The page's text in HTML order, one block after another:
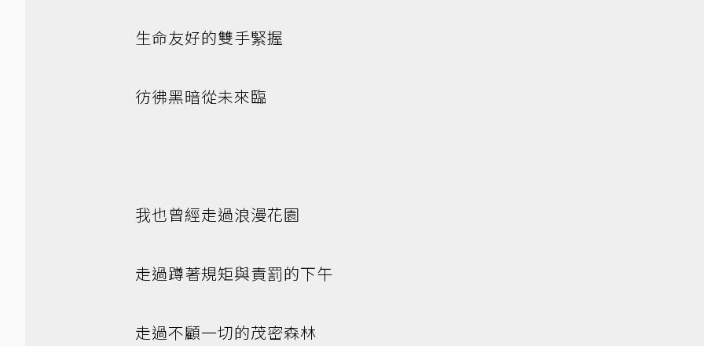
生命友好的雙手緊握
彷彿黑暗從未來臨
我也曾經走過浪漫花園
走過蹲著規矩與責罰的下午
走過不顧一切的茂密森林